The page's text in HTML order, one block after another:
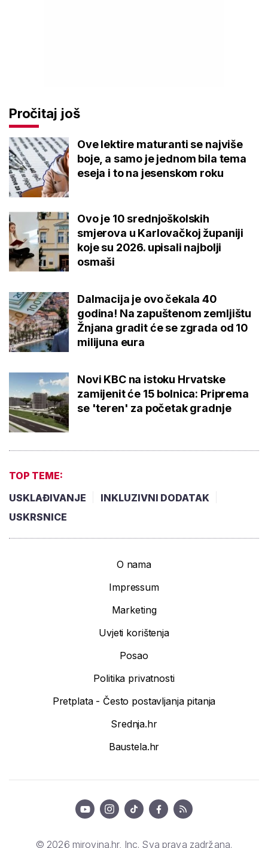
Pročitaj još
Ove lektire maturanti se najviše
boje, a samo je jednom bila tema
eseja i to na jesenskom roku
Ovo je 10 srednjoškolskih
smjerova u Karlovačkoj županiji
koje su 2026. upisali najbolji
osmaši
Dalmacija je ovo čekala 40
godina! Na zapuštenom zemljištu
Žnjana gradit će se zgrada od 10
milijuna eura
Novi KBC na istoku Hrvatske
zamijenit će 15 bolnica: Priprema
se 'teren' za početak gradnje
TOP TEME:
USKLAĐIVANJE
INKLUZIVNI DODATAK
USKRSNICE
O nama
Impressum
Marketing
Uvjeti korištenja
Posao
Politika privatnosti
Pretplata - Često postavljanja pitanja
Srednja.hr
Baustela.hr
© 2026 mirovina.hr, Inc. Sva prava zadržana.